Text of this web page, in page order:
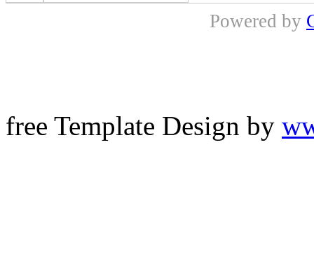
Powered by
free Template Design by